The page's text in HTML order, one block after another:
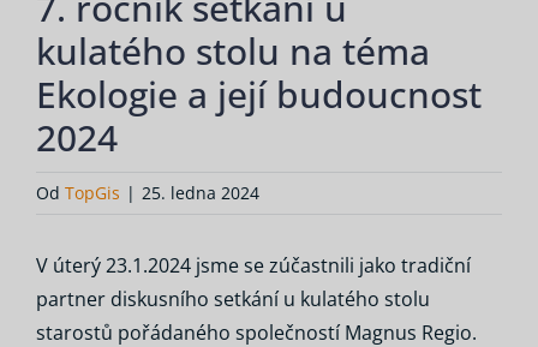
kulatého stolu na téma
Ekologie a její budoucnost
2024
Od TopGis | 25. ledna 2024
V úterý 23.1.2024 jsme se zúčastnili jako tradiční
partner diskusního setkání u kulatého stolu
starostů pořádaného společností Magnus Regio.